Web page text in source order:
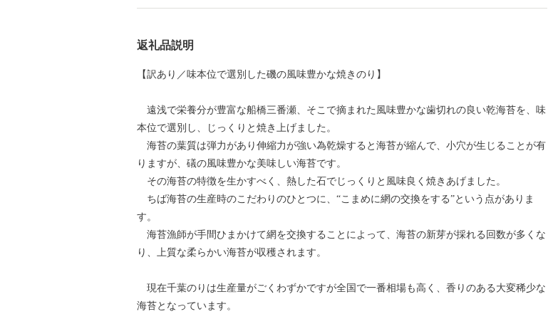
返礼品説明
【訳あり／味本位で選別した磯の風味豊かな焼きのり】
遠浅で栄養分が豊富な船橋三番瀬、そこで摘まれた風味豊かな歯切れの良い乾海苔を、味
本位で選別し、じっくりと焼き上げました。
海苔の葉質は弾力があり伸縮力が強い為乾燥すると海苔が縮んで、小穴が生じることが有
りますが、礒の風味豊かな美味しい海苔です。
その海苔の特徴を生かすべく、熱した石でじっくりと風味良く焼きあげました。
ちば海苔の生産時のこだわりのひとつに、“こまめに網の交換をする”という点がありま
す。
海苔漁師が手間ひまかけて網を交換することによって、海苔の新芽が採れる回数が多くな
り、上質な柔らかい海苔が収穫されます。
現在千葉のりは生産量がごくわずかですが全国で一番相場も高く、香りのある大変稀少な
海苔となっています。